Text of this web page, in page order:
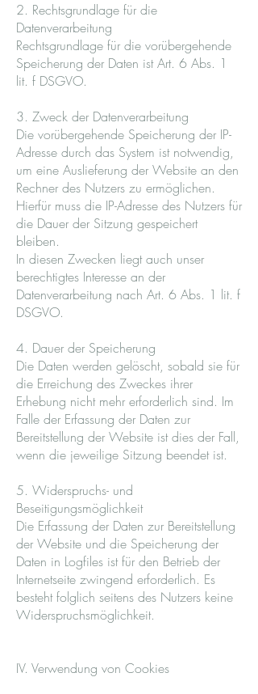
2. Rechtsgrundlage für die
Datenverarbeitung
Rechtsgrundlage für die vorübergehende
Speicherung der Daten ist Art. 6 Abs. 1
lit. f DSGVO.
3. Zweck der Datenverarbeitung
Die vorübergehende Speicherung der IP-
Adresse durch das System ist notwendig,
um eine Auslieferung der Website an den
Rechner des Nutzers zu ermöglichen.
Hierfür muss die IP-Adresse des Nutzers für
die Dauer der Sitzung gespeichert
bleiben.
In diesen Zwecken liegt auch unser
berechtigtes Interesse an der
Datenverarbeitung nach Art. 6 Abs. 1 lit. f
DSGVO.
4. Dauer der Speicherung
Die Daten werden gelöscht, sobald sie für
die Erreichung des Zweckes ihrer
Erhebung nicht mehr erforderlich sind. Im
Falle der Erfassung der Daten zur
Bereitstellung der Website ist dies der Fall,
wenn die jeweilige Sitzung beendet ist.
5. Widerspruchs- und
Beseitigungsmöglichkeit
Die Erfassung der Daten zur Bereitstellung
der Website und die Speicherung der
Daten in Logfiles ist für den Betrieb der
Internetseite zwingend erforderlich. Es
besteht folglich seitens des Nutzers keine
Widerspruchsmöglichkeit.
IV. Verwendung von Cookies